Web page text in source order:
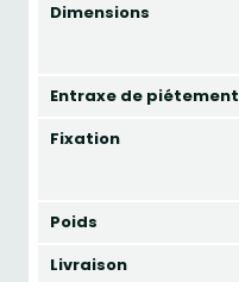
Dimensions
Entraxe de piétement
Fixation
Poids
Livraison